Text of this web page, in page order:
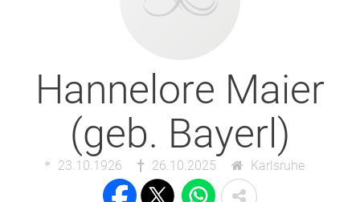
Hannelore Maier
(geb. Bayerl)
23.10.1926 26.10.2025 Karlsruhe